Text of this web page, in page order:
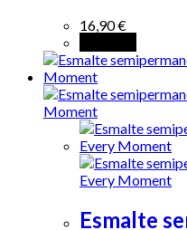
16,90€
Esmalte